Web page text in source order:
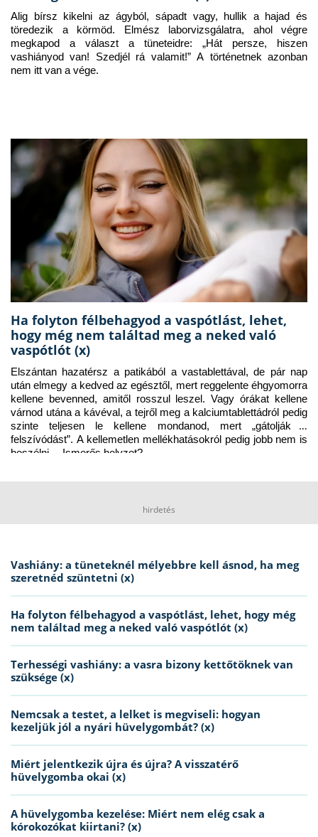
Alig bírsz kikelni az ágyból, sápadt vagy, hullik a hajad és
töredezik a körmöd. Elmész laborvizsgálatra, ahol végre
megkapod a választ a tüneteidre: „Hát persze, hiszen
vashiányod van! Szedjél rá valamit!” A történetnek azonban
nem itt van a vége.
Ha folyton félbehagyod a vaspótlást, lehet,
hogy még nem találtad meg a neked való
vaspótlót (x)
Elszántan hazatérsz a patikából a vastablettával, de pár nap
után elmegy a kedved az egésztől, mert reggelente éhgyomorra
kellene bevenned, amitől rosszul leszel. Vagy órákat kellene
várnod utána a kávéval, a tejről meg a kalciumtablettádról pedig
szinte teljesen le kellene mondanod, mert „gátolják a
felszívódást”. A kellemetlen mellékhatásokról pedig jobb nem is
beszélni… Ismerős helyzet?
hirdetés
Vashiány: a tüneteknél mélyebbre kell ásnod, ha meg
szeretnéd szüntetni (x)
Ha folyton félbehagyod a vaspótlást, lehet, hogy még
nem találtad meg a neked való vaspótlót (x)
Terhességi vashiány: a vasra bizony kettőtöknek van
szüksége (x)
Nemcsak a testet, a lelket is megviseli: hogyan
kezeljük jól a nyári hüvelygombát? (x)
Miért jelentkezik újra és újra? A visszatérő
hüvelygomba okai (x)
A hüvelygomba kezelése: Miért nem elég csak a
kórokozókat kiirtani? (x)